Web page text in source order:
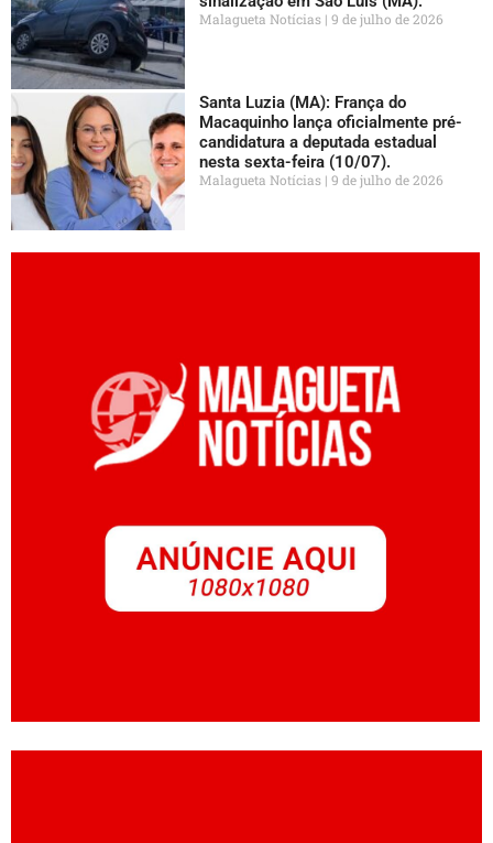
Malagueta Notícias 9 de julho de 2026
Santa Luzia (MA): França do
Macaquinho lança oficialmente pré-
candidatura a deputada estadual
nesta sexta-feira (10/07).
Malagueta Notícias 9 de julho de 2026